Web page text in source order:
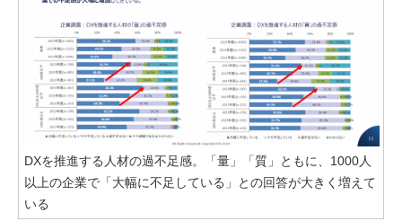
DXを推進する人材の過不足感。「量」「質」ともに、1000人
以上の企業で「大幅に不足している」との回答が大きく増えて
いる